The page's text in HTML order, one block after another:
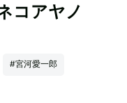
コアヤノ
#宮河愛一郎